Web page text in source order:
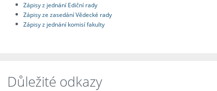
Zápisy z jednání Ediční rady
Zápisy ze zasedání Vědecké rady
Zápisy z jednání komisí fakulty
Důležité odkazy